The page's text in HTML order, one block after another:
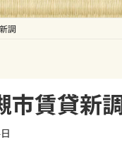
調
賃貸新調